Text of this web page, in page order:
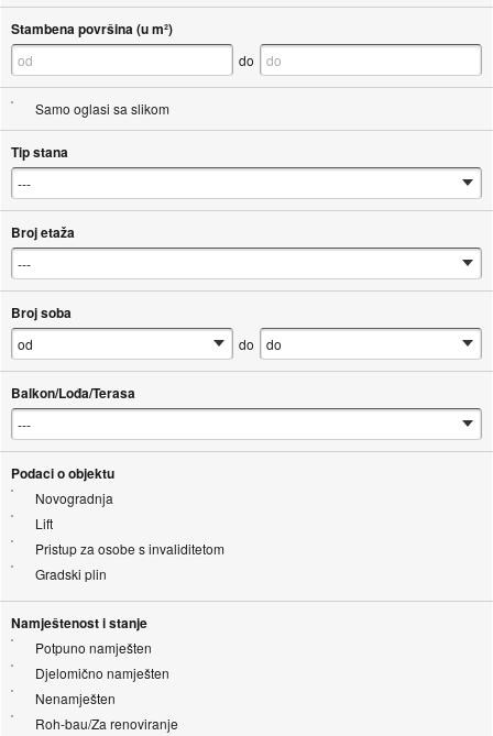
Stambena površina (u m²)
do
Samo oglasi sa slikom
Tip stana
Broj etaža
Broj soba
do
Balkon/Lođa/Terasa
Podaci o objektu
Novogradnja
Lift
Pristup za osobe s invaliditetom
Gradski plin
Namještenost i stanje
Potpuno namješten
Djelomično namješten
Nenamješten
Roh-bau/Za renoviranje